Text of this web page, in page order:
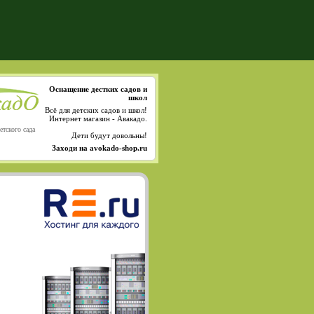
сада
Оснащение дестких садов и
школ
Всё для детских садов и школ!
Интернет магазин - Авакадо.
Дети будут довольны!
Заходи на avokado-shop.ru